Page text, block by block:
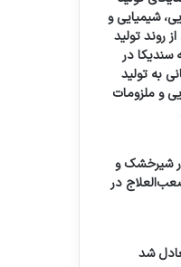
شیمیایی و
روند تولید
سندیکا در
به تولید
و ملزومات
شیرخشک و
در
شد